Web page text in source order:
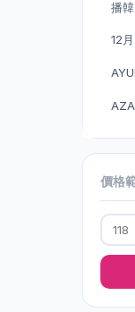
播
12
BiESt
價格